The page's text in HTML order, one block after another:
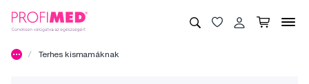
Terhes kismamáknak